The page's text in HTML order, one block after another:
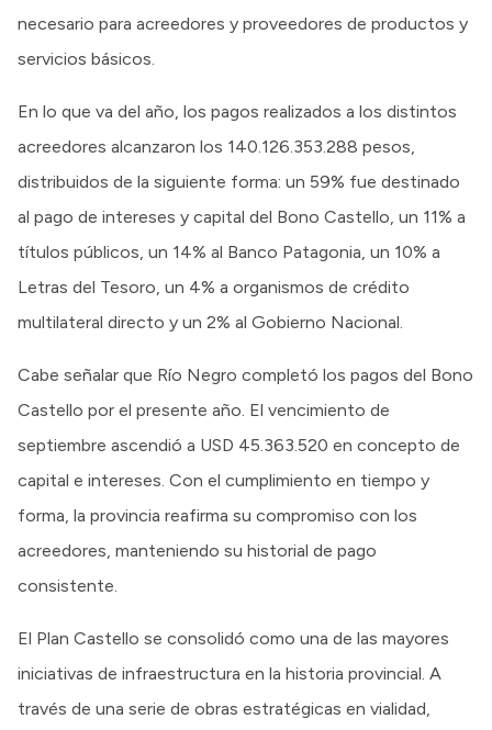
necesario para acreedores y proveedores de productos y
servicios básicos.
En lo que va del año, los pagos realizados a los distintos
acreedores alcanzaron los 140.126.353.288 pesos,
distribuidos de la siguiente forma: un 59% fue destinado
al pago de intereses y capital del Bono Castello, un 11% a
títulos públicos, un 14% al Banco Patagonia, un 10% a
Letras del Tesoro, un 4% a organismos de crédito
multilateral directo y un 2% al Gobierno Nacional.
Cabe señalar que Río Negro completó los pagos del Bono
Castello por el presente año. El vencimiento de
septiembre ascendió a USD 45.363.520 en concepto de
capital e intereses. Con el cumplimiento en tiempo y
forma, la provincia reafirma su compromiso con los
acreedores, manteniendo su historial de pago
consistente.
El Plan Castello se consolidó como una de las mayores
iniciativas de infraestructura en la historia provincial. A
través de una serie de obras estratégicas en vialidad,